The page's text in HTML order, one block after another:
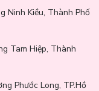
lượng sản phẩm.
Ninh Kiều, Thành Phố
Tam Hiệp, Thành
Phước Long, TP.Hồ